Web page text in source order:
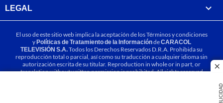
PUBLICIDAD
LEGAL
El uso de este sitio web implica la aceptación de losTérminos y condiciones
yPolíticas de Tratamiento de la InformacióndeCARACOL
TELEVISIÓN S.A.Todos los Derechos Reservados D.R.A. Prohibida su
reproducción total o parcial, así como su traducción a cualquier idioma sin
autorización escrita de su titular. Reproduction in whole or in part, or
translation without written permission is prohibited. All rights reserved